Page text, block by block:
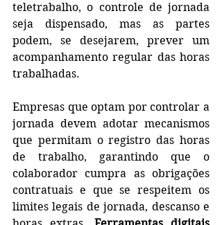
teletrabalho, o controle de jornada
seja dispensado, mas as partes
podem, se desejarem, prever um
acompanhamento regular das horas
trabalhadas.
Empresas que optam por controlar a
jornada devem adotar mecanismos
que permitam o registro das horas
de trabalho, garantindo que o
colaborador cumpra as obrigações
contratuais e que se respeitem os
limites legais de jornada, descanso e